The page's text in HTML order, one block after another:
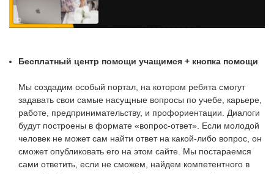
Бесплатный центр помощи учащимся + кнопка помощи
Мы создадим особый портал, на котором ребята смогут
задавать свои самые насущные вопросы по учебе, карьере,
работе, предпринимательству, и профориентации. Диалоги
будут построены в формате «вопрос-ответ». Если молодой
человек не может сам найти ответ на какой-либо вопрос, он
сможет опубликовать его на этом сайте. Мы постараемся
сами ответить, если не сможем, найдем компетентного в